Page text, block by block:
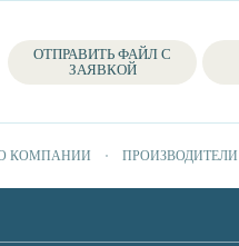
ОТПРАВИТЬ ФАЙЛ С
ЗАЯВКОЙ
КОМПАНИИ ПРОИЗВОДИТЕЛИ